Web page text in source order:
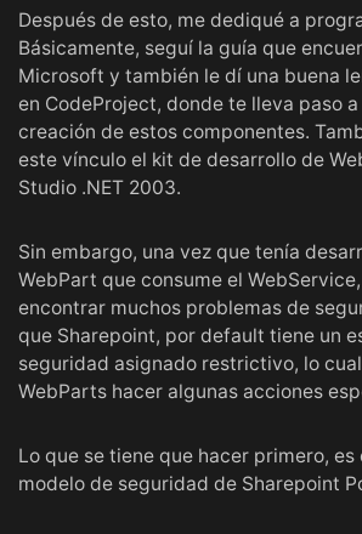
Después de esto, me dediqué a
Básicamente, seguí la guía que
Microsoft y también le dí una buena
en CodeProject, donde te lleva paso
creación de estos componentes.
este vínculo el kit de desarrollo de
Studio .NET 2003.
Sin embargo, una vez que tenía
WebPart que consume el
encontrar muchos problemas de
que Sharepoint, por default tiene un
seguridad asignado restrictivo, lo
WebParts hacer algunas acciones
Lo que se tiene que hacer primero, es
modelo de seguridad de Sharepoint